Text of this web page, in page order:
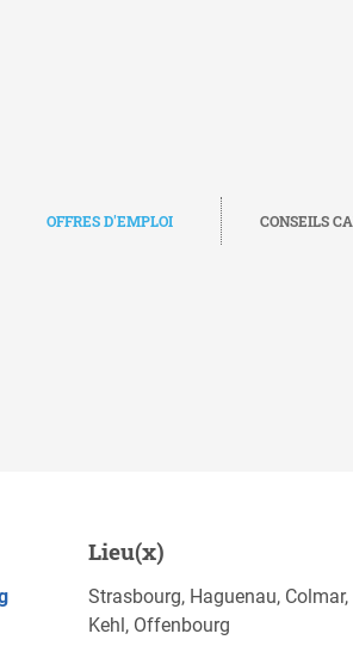
OFFRES D'EMPLOI CONSEILS
POSTULEZ MAINTENANT
Lieu(x)
Strasbourg, Haguenau, Colmar,
Kehl, Offenbourg